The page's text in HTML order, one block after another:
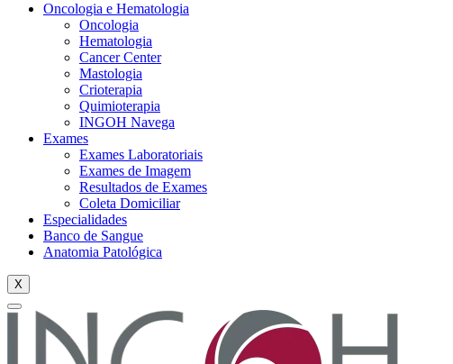
Oncologia e Hematologia
Oncologia
Hematologia
Cancer Center
Mastologia
Crioterapia
Quimioterapia
INGOH Navega
Exames
Exames Laboratoriais
Exames de Imagem
Resultados de Exames
Coleta Domiciliar
Especialidades
Banco de Sangue
Anatomia Patológica
X